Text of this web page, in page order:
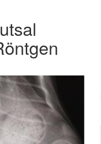
Örnek
Gereken 23
Ünlü
Seven Kadınların Bir Dünya
Olduğunun 15 Kanıtı